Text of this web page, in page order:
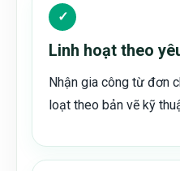
✓
Linh hoạt theo
Nhận gia công từ đơn
loạt theo bản vẽ kỹ